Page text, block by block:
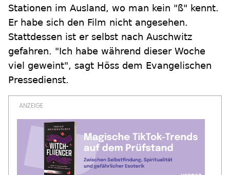
Stationen im Ausland, wo man kein "ß" kennt.
Er habe sich den Film nicht angesehen.
Stattdessen ist er selbst nach Auschwitz
gefahren. "Ich habe während dieser Woche
viel geweint", sagt Höss dem Evangelischen
Pressedienst.